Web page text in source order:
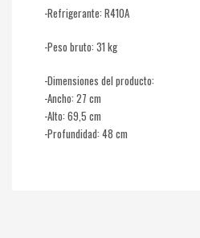
-Refrigerante: R410A
-Peso bruto: 31 kg
-Dimensiones del producto:
-Ancho: 27 cm
-Alto: 69,5 cm
-Profundidad: 48 cm